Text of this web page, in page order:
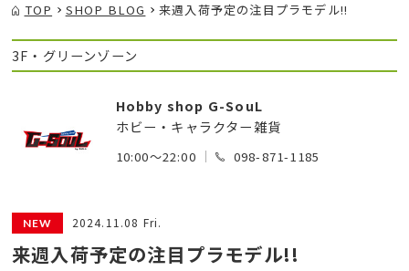
TOP SHOP BLOG 来週入荷予定の注目プラモデル!!
3F・グリーンゾーン
Hobby shop G-SouL
ホビー・キャラクター雑貨
10:00～22:00 098-871-1185
2024.11.08 Fri.
来週入荷予定の注目プラモデル!!